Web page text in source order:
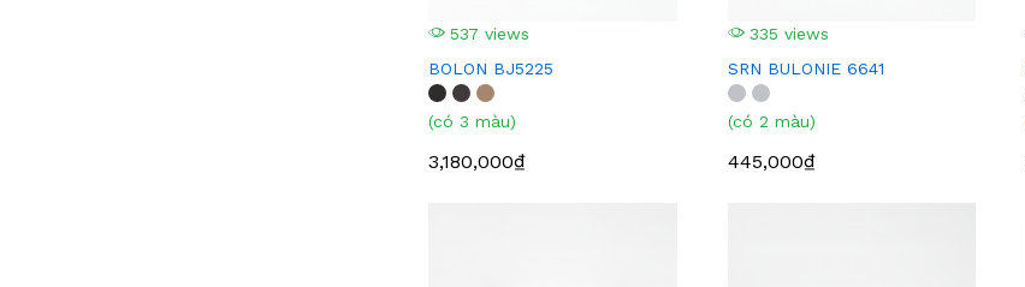
537 views
BOLON BJ5225
(có 3 màu)
3,180,000₫
335 views
SRN BULONIE 6641
(có 2 màu)
445,000₫